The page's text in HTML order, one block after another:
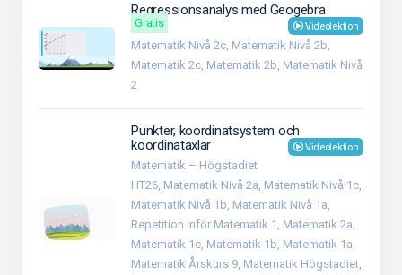
Regressionsanalys med Geogebra
Gratis Videolektion
Matematik Nivå 2c, Matematik Nivå 2b,
Matematik 2c, Matematik 2b, Matematik Nivå
2
Punkter, koordinatsystem och
koordinataxlar
Videolektion
Matematik – Högstadiet
HT26, Matematik Nivå 2a, Matematik Nivå 1c,
Matematik Nivå 1b, Matematik Nivå 1a,
Repetition inför Matematik 1, Matematik 2a,
Matematik 1c, Matematik 1b, Matematik 1a,
Matematik Årskurs 9, Matematik Högstadiet,